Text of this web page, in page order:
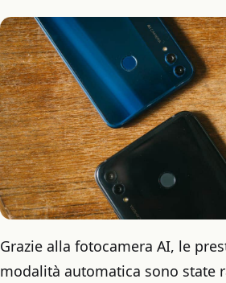
Grazie alla fotocamera AI, le
modalità automatica sono state